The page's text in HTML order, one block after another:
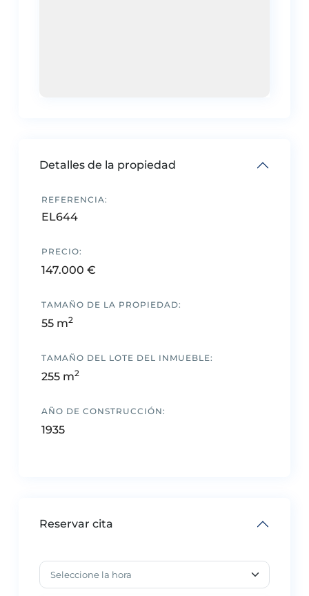
Detalles de la propiedad
REFERENCIA:
EL644
PRECIO:
147.000 €
TAMAÑO DE LA PROPIEDAD:
55 m2
TAMAÑO DEL LOTE DEL INMUEBLE:
255 m2
AÑO DE CONSTRUCCIÓN:
1935
Reservar cita